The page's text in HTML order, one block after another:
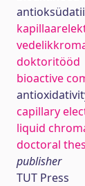
doktoritööd
bioactive
capillary
liquid
doctoral
publisher
TUT Press